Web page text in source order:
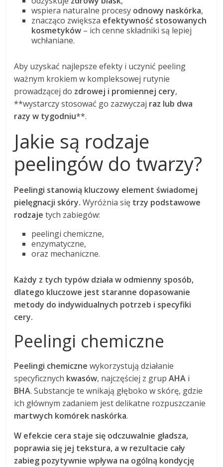
wspiera naturalne procesy odnowy naskórka,
znacząco zwiększa efektywność stosowanych
kosmetyków – ich cenne składniki są lepiej
wchłaniane.
Aby uzyskać najlepsze efekty i uczynić peeling
ważnym krokiem w kompleksowej rutynie
prowadzącej do zdrowej i promiennej cery,
**wystarczy stosować go zazwyczaj raz lub dwa
razy w tygodniu**.
Jakie są rodzaje
peelingów do twarzy?
Peelingi stanowią kluczowy element świadomej
pielęgnacji skóry. Wyróżnia się trzy podstawowe
rodzaje tych zabiegów:
peelingi chemiczne,
enzymatyczne,
oraz mechaniczne.
Każdy z tych typów działa w odmienny sposób,
dlatego kluczowe jest staranne dopasowanie
metody do indywidualnych potrzeb i specyfiki
cery.
Peelingi chemiczne
Peelingi chemiczne wykorzystują działanie
specyficznych kwasów, najczęściej z grupAHA i
BHA. Substancje te wnikają głęboko w skórę, gdzie
ich głównym zadaniem jest delikatne rozpuszczanie
martwych komórek naskórka.
W efekcie cera staje się odczuwalnie gładsza,
poprawia się jej tekstura, a w rezultacie cały
zabieg pozytywnie wpływa na ogólną kondycję